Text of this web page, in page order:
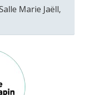
Marie Jaëll,